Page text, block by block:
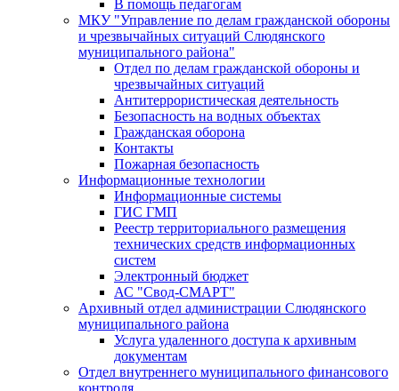
В помощь педагогам
МКУ "Управление по делам гражданской обороны
и чрезвычайных ситуаций Слюдянского
муниципального района"
Отдел по делам гражданской обороны и
чрезвычайных ситуаций
Антитеррористическая деятельность
Безопасность на водных объектах
Гражданская оборона
Контакты
Пожарная безопасность
Информационные технологии
Информационные системы
ГИС ГМП
Реестр территориального размещения
технических средств информационных
систем
Электронный бюджет
АС "Свод-СМАРТ"
Архивный отдел администрации Слюдянского
муниципального района
Услуга удаленного доступа к архивным
документам
Отдел внутреннего муниципального финансового
контроля